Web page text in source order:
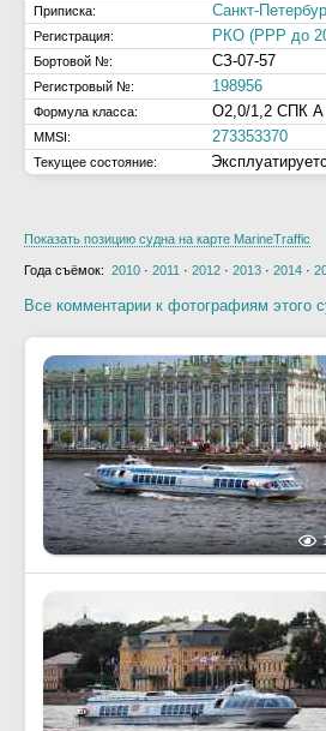
Приписка: Санкт-
Регистрация: РКО (РРР до
Бортовой №: СЗ-07-57
Регистровый №: 198956
Формула класса: О2,0/1,2 СПК А
MMSI: 273353370
Текущее состояние:
Показать позицию судна на карте MarineTraffic
Года съёмок: 2010 · 2011 · 2012 · 2013 · 2014 ·
Все комментарии к фотографиям этого